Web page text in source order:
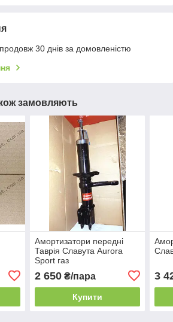
30 днів за домовленістю
замовляють
Амортизатори передні
Таврія Славута Aurora
Sport газ
2 650₴/пара
Купити
3